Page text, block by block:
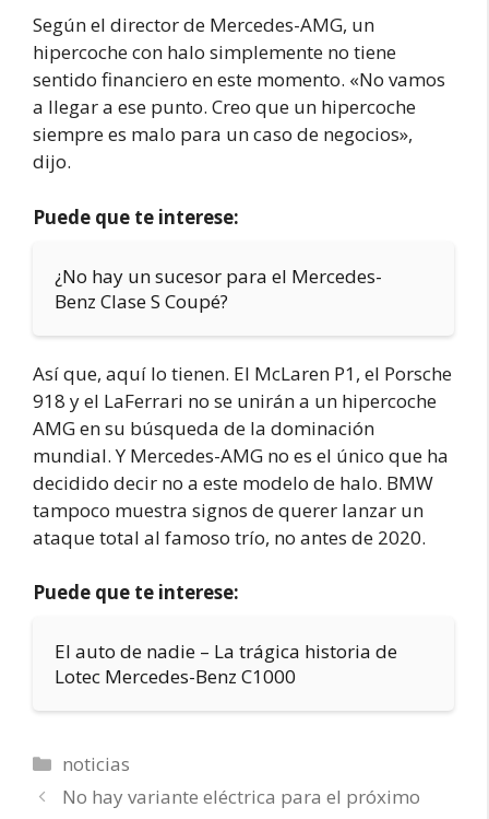
Según el director de Mercedes-AMG, un
hipercoche con halo simplemente no tiene
sentido financiero en este momento. «No vamos
a llegar a ese punto. Creo que un hipercoche
siempre es malo para un caso de negocios»,
dijo.
Puede que te interese:
¿No hay un sucesor para el Mercedes-
Benz Clase S Coupé?
Así que, aquí lo tienen. El McLaren P1, el Porsche
918 y el LaFerrari no se unirán a un hipercoche
AMG en su búsqueda de la dominación
mundial. Y Mercedes-AMG no es el único que ha
decidido decir no a este modelo de halo. BMW
tampoco muestra signos de querer lanzar un
ataque total al famoso trío, no antes de 2020.
Puede que te interese:
El auto de nadie – La trágica historia de
Lotec Mercedes-Benz C1000
Categorías
noticias
No hay variante eléctrica para el próximo